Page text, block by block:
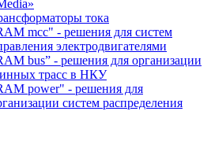
тока
mcc" - решения для систем
электродвигателями
bus” - решения для организации
трасс в НКУ
power" - решения для
систем распределения